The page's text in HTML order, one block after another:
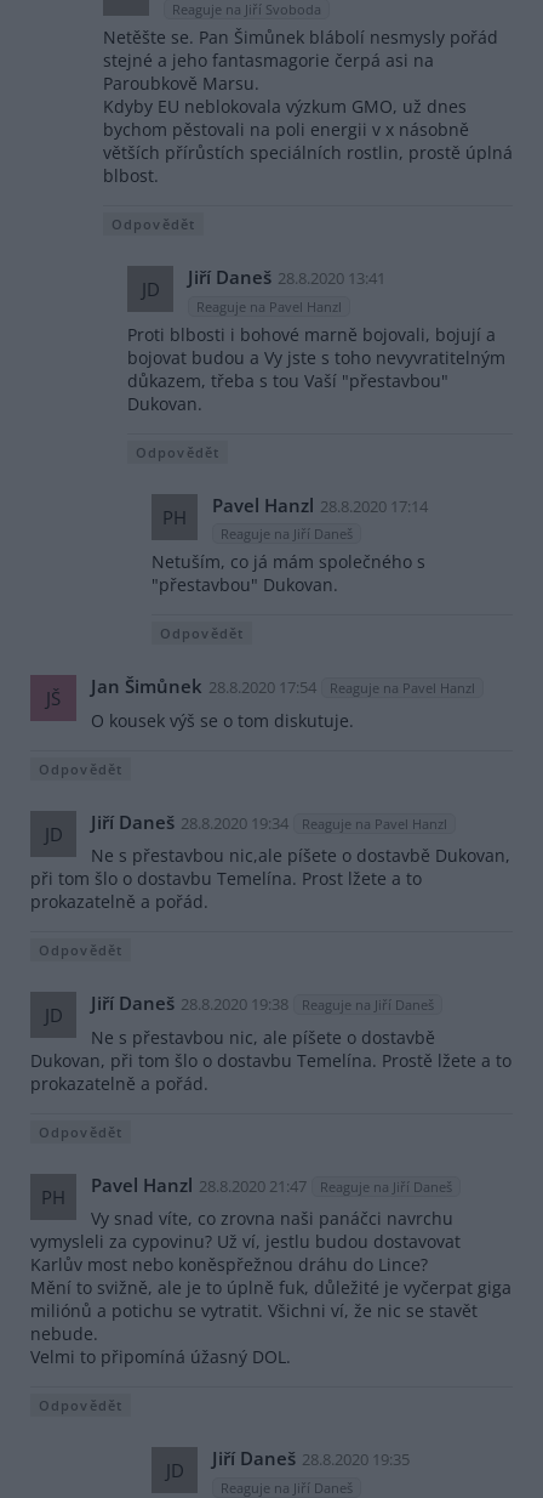
Reaguje na Jiří Svoboda
Netěšte se. Pan Šimůnek blábolí nesmysly pořád
stejné a jeho fantasmagorie čerpá asi na
Paroubkově Marsu.
Kdyby EU neblokovala výzkum GMO, už dnes
bychom pěstovali na poli energii v x násobně
větších přírůstích speciálních rostlin, prostě úplná
blbost.
Odpovědět
JD Jiří Daneš 28.8.2020 13:41
Reaguje na Pavel Hanzl
Proti blbosti i bohové marně bojovali, bojují a
bojovat budou a Vy jste s toho nevyvratitelným
důkazem, třeba s tou Vaší "přestavbou"
Dukovan.
Odpovědět
PH Pavel Hanzl 28.8.2020 17:14
Reaguje na Jiří Daneš
Netuším, co já mám společného s
"přestavbou" Dukovan.
Odpovědět
JŠ Jan Šimůnek 28.8.2020 17:54 Reaguje na Pavel Hanzl
O kousek výš se o tom diskutuje.
Odpovědět
JD Jiří Daneš 28.8.2020 19:34 Reaguje na Pavel Hanzl
Ne s přestavbou nic,ale píšete o dostavbě Dukovan,
při tom šlo o dostavbu Temelína. Prost lžete a to
prokazatelně a pořád.
Odpovědět
JD Jiří Daneš 28.8.2020 19:38 Reaguje na Jiří Daneš
Ne s přestavbou nic, ale píšete o dostavbě
Dukovan, při tom šlo o dostavbu Temelína. Prostě lžete a to
prokazatelně a pořád.
Odpovědět
PH Pavel Hanzl 28.8.2020 21:47 Reaguje na Jiří Daneš
Vy snad víte, co zrovna naši panáčci navrchu
vymysleli za cypovinu? Už ví, jestlu budou dostavovat
Karlův most nebo koněspřežnou dráhu do Lince?
Mění to svižně, ale je to úplně fuk, důležité je vyčerpat giga
miliónů a potichu se vytratit. Všichni ví, že nic se stavět
nebude.
Velmi to připomíná úžasný DOL.
Odpovědět
JD Jiří Daneš 28.8.2020 19:35
Reaguje na Jiří Daneš